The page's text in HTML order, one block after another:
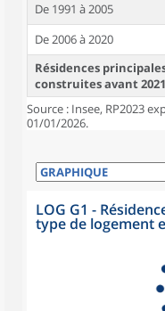
De 1991 à 2005
De 2006 à 2020
Résidences
construites avant 2021
Source : Insee, RP2023
01/01/2026.
LOG G1 -
type de logement